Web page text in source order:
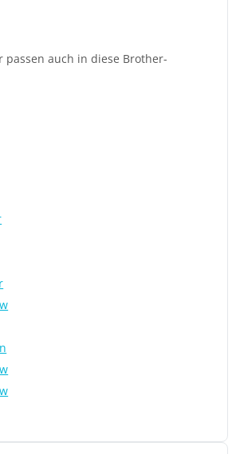
passen auch in diese Brother-